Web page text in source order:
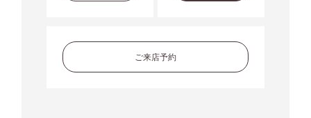
ご来店予約